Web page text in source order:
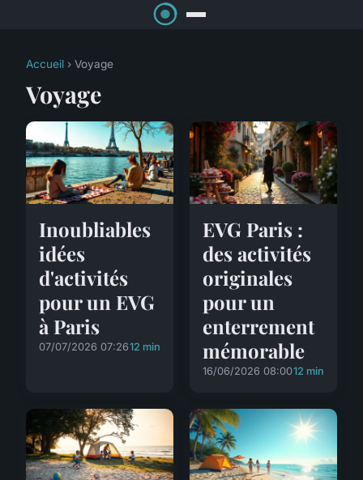
Accueil › Voyage
Voyage
Inoubliables
idées
d'activités
pour un EVG
à Paris
07/07/2026 07:2612 min
EVG Paris :
des activités
originales
pour un
enterrement
mémorable
16/06/2026 08:0012 min